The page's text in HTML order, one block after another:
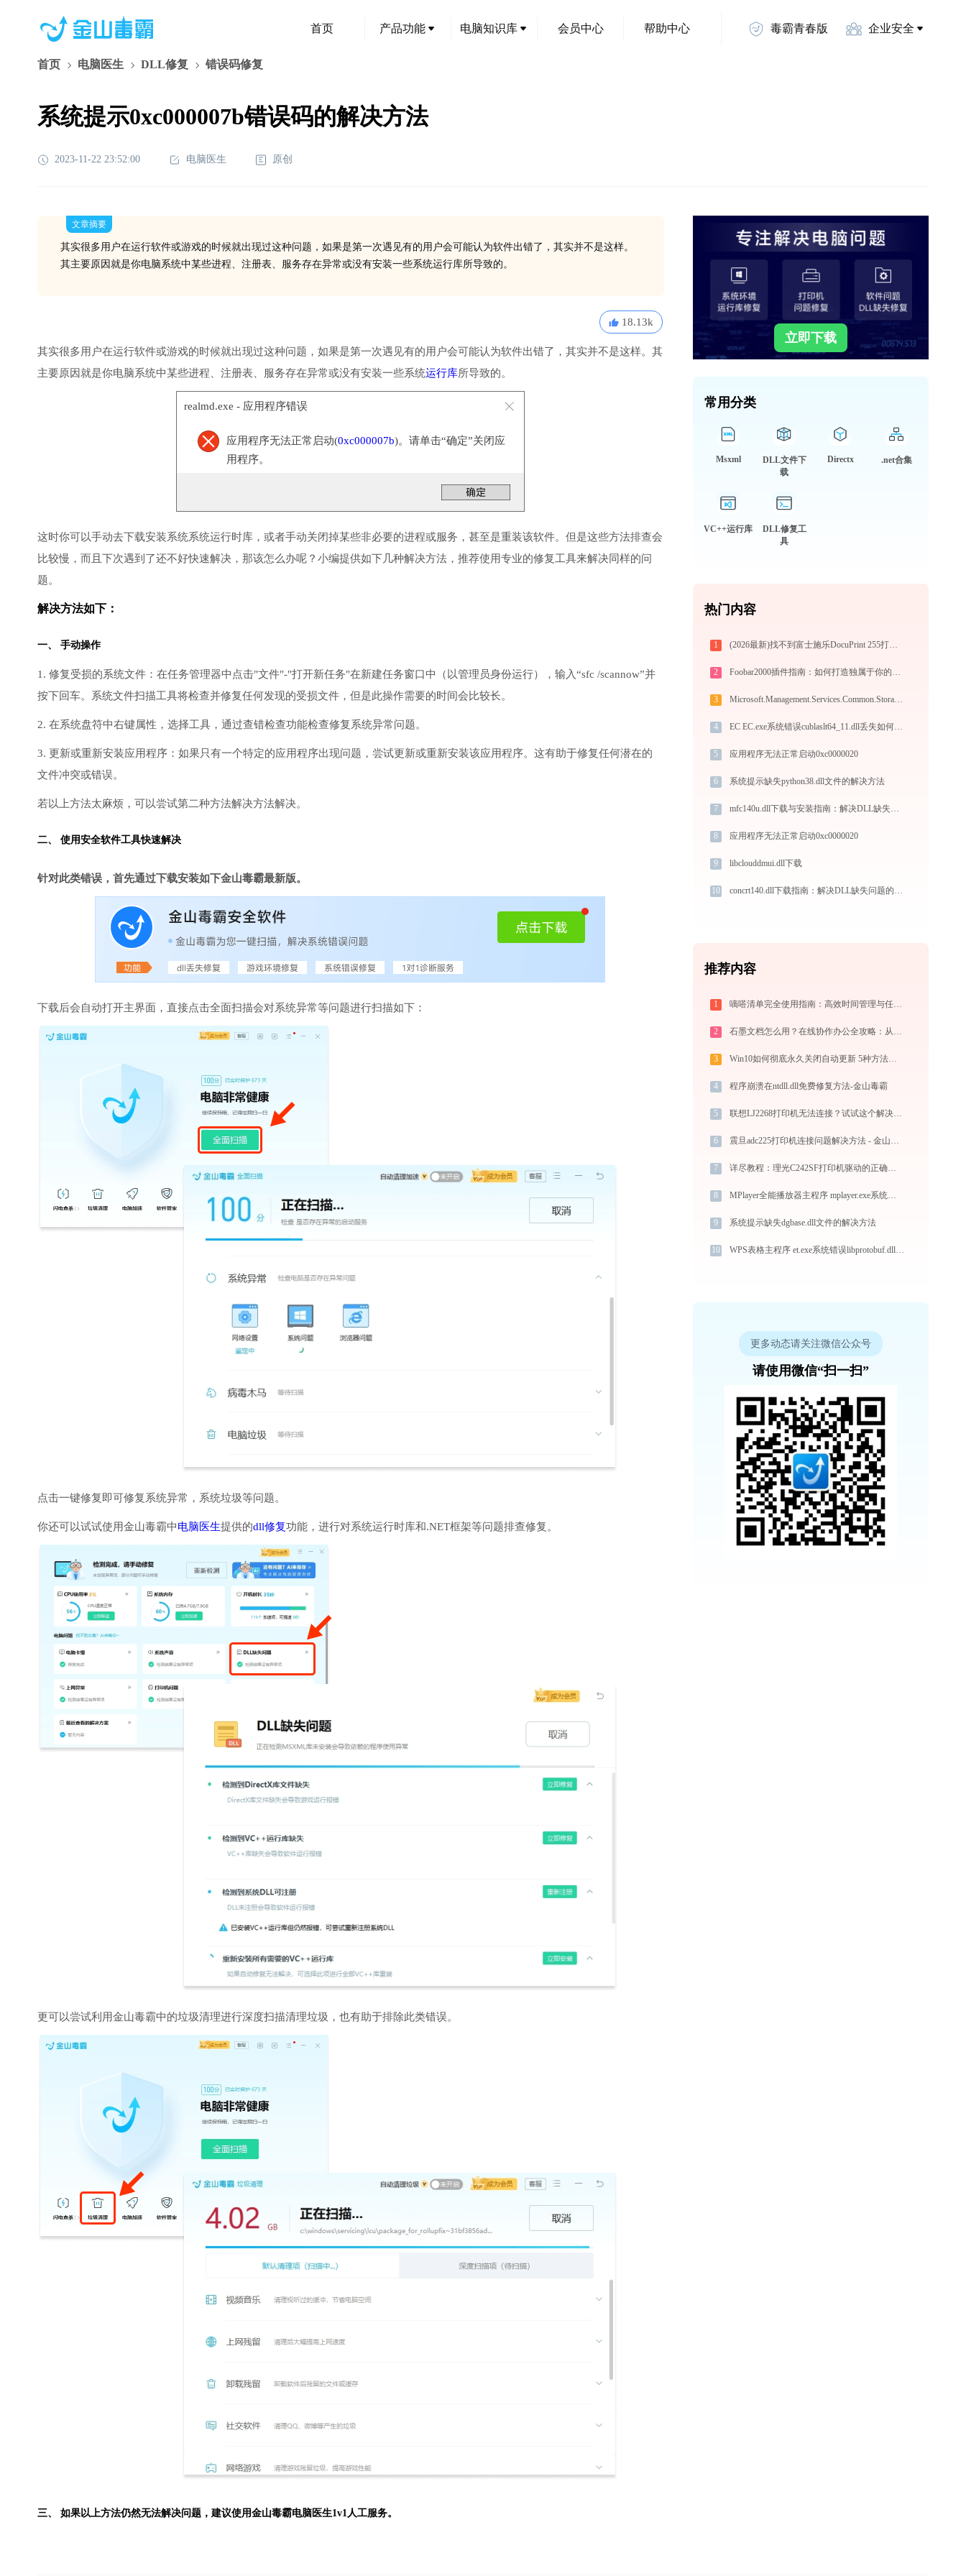
首页 产品功能 电脑知识库 会员中心 帮助中心 毒霸青春版 企业安全
首页 电脑医生 DLL修复 错误码修复
系统提示0xc000007b错误码的解决方法
2023-11-22 23:52:00 电脑医生 原创
文章摘要
其实很多用户在运行软件或游戏的时候就出现过这种问题，如果是第一次遇见有的用户会可能认为软件出错了，其实并不是这样。
其主要原因就是你电脑系统中某些进程、注册表、服务存在异常或没有安装一些系统运行库所导致的。
18.13k
其实很多用户在运行软件或游戏的时候就出现过这种问题，如果是第一次遇见有的用户会可能认为软件出错了，其实并不是这样。其
主要原因就是你电脑系统中某些进程、注册表、服务存在异常或没有安装一些系统运行库所导致的。
realmd.exe - 应用程序错误
应用程序无法正常启动(0xc000007b)。请单击“确定”关闭应
用程序。
这时你可以手动去下载安装系统系统运行时库，或者手动关闭掉某些非必要的进程或服务，甚至是重装该软件。但是这些方法排查会
比较慢，而且下次遇到了还不好快速解决，那该怎么办呢？小编提供如下几种解决方法，推荐使用专业的修复工具来解决同样的问
题。
解决方法如下：
一、 手动操作
1. 修复受损的系统文件：在任务管理器中点击"文件"-"打开新任务"在新建任务窗口中（以管理员身份运行），输入“sfc /scannow”并
按下回车。系统文件扫描工具将检查并修复任何发现的受损文件，但是此操作需要的时间会比较长。
2. 在系统盘符中右键属性，选择工具，通过查错检查功能检查修复系统异常问题。
3. 更新或重新安装应用程序：如果只有一个特定的应用程序出现问题，尝试更新或重新安装该应用程序。这有助于修复任何潜在的
文件冲突或错误。
若以上方法太麻烦，可以尝试第二种方法解决方法解决。
二、 使用安全软件工具快速解决
针对此类错误，首先通过下载安装如下金山毒霸最新版。
下载后会自动打开主界面，直接点击全面扫描会对系统异常等问题进行扫描如下：
点击一键修复即可修复系统异常，系统垃圾等问题。
你还可以试试使用金山毒霸中电脑医生提供的dll修复功能，进行对系统运行时库和.NET框架等问题排查修复。
更可以尝试利用金山毒霸中的垃圾清理进行深度扫描清理垃圾，也有助于排除此类错误。
三、 如果以上方法仍然无法解决问题，建议使用金山毒霸电脑医生1v1人工服务。
立即下载
常用分类
Msxml
DLL文件下
载
Directx .net合集
VC++运行库
DLL修复工
具
热门内容
1 (2026最新)找不到富士施乐DocuPrint 255打印机驱动？这篇全面下载安装指南帮到你
2 Foobar2000插件指南：如何打造独属于你的音乐播放器
3 Microsoft.Management.Services.Common.StorageWrapper.dll下载
4 EC EC.exe系统错误cublaslt64_11.dll丢失如何解决
5 应用程序无法正常启动0xc0000020
6 系统提示缺失python38.dll文件的解决方法
7 mfc140u.dll下载与安装指南：解决DLL缺失问题的完整方案
8 应用程序无法正常启动0xc0000020
9 libclouddmui.dll下载
10 concrt140.dll下载指南：解决DLL缺失问题的完整方案（32/64位官方免费版）
推荐内容
1 嘀嗒清单完全使用指南：高效时间管理与任务规划工具，让你的每一天井井有条
2 石墨文档怎么用？在线协作办公全攻略：从注册到团队高效协同
3 Win10如何彻底永久关闭自动更新 5种方法教你永久关闭win10自动更新
4 程序崩溃在ntdll.dll免费修复方法-金山毒霸
5 联想LJ2268打印机无法连接？试试这个解决方法 - 金山毒霸
6 震旦adc225打印机连接问题解决方法 - 金山毒霸
7 详尽教程：理光C242SF打印机驱动的正确下载与安装方式
8 MPlayer全能播放器主程序 mplayer.exe系统错误sqmapi.dll丢失如何解决
9 系统提示缺失dgbase.dll文件的解决方法
10 WPS表格主程序 et.exe系统错误libprotobuf.dll丢失如何解决
更多动态请关注微信公众号
请使用微信“扫一扫”